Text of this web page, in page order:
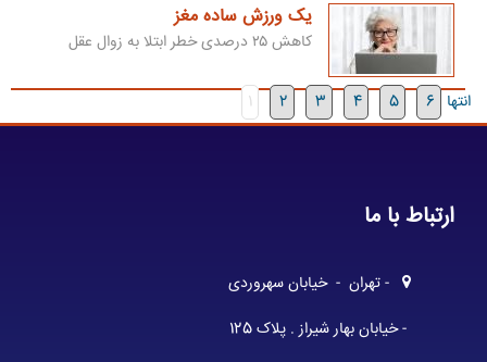
یک ورزش ساده مغز
کاهش ۲۵ درصدی خطر ابتلا به زوال عقل
انتها 1 2 3 4 5 6
ارتباط با ما
- تهران - خیابان سهروردی
- خیابان بهار شیراز . پلاک 125